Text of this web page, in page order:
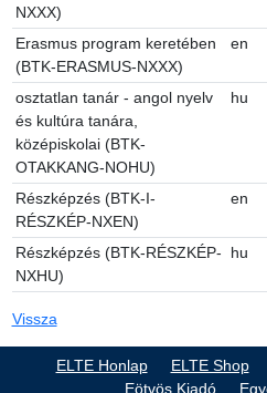
NXXX)
Erasmus program keretében
(BTK-ERASMUS-NXXX)
en
osztatlan tanár - angol nyelv
és kultúra tanára,
középiskolai (BTK-
OTAKKANG-NOHU)
hu
Részképzés (BTK-I-
RÉSZKÉP-NXEN)
en
Részképzés (BTK-RÉSZKÉP-
NXHU)
hu
Vissza
ELTE Honlap ELTE Shop
Eötvös Kiadó